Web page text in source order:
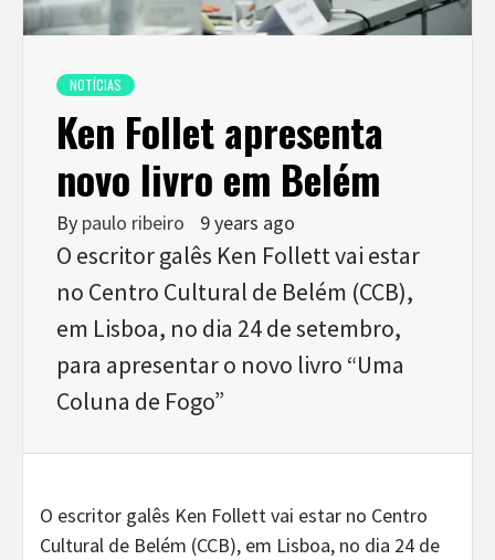
NOTÍCIAS
Ken Follet apresenta
novo livro em Belém
By paulo ribeiro 9 years ago
O escritor galês Ken Follett vai estar
no Centro Cultural de Belém (CCB),
em Lisboa, no dia 24 de setembro,
para apresentar o novo livro “Uma
Coluna de Fogo”
O escritor galês Ken Follett vai estar no Centro
Cultural de Belém (CCB), em Lisboa, no dia 24 de